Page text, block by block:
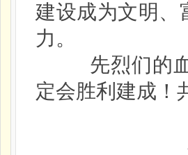
建设成为文明、
力。
先烈们的血
定会胜利建成！
顾德